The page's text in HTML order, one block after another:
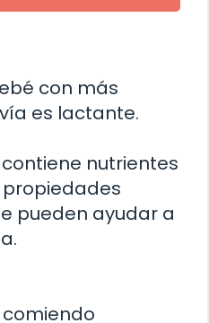
con más
es lactante.
nutrientes
pueden ayudar a